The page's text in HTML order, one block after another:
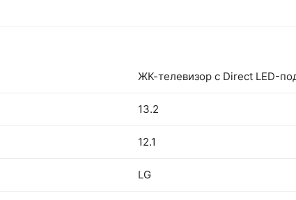
ЖК-телевизор с Direct LED-
13.2
12.1
LG